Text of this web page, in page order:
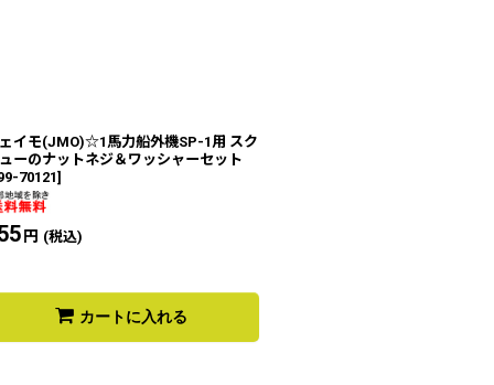
イモ(JMO)☆1馬力船外機SP-1用 スク
ーのナットネジ＆ワッシャーセット
70121]
円 (税込)
カートに入れる